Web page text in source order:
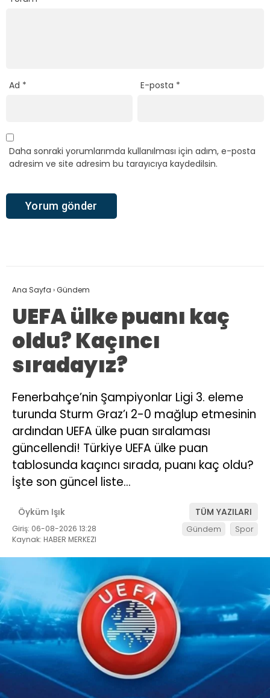
Ad * E-posta *
Daha sonraki yorumlarımda kullanılması için adım, e-posta
adresim ve site adresim bu tarayıcıya kaydedilsin.
Ana Sayfa ›Gündem
UEFA ülke puanı kaç
oldu? Kaçıncı
sıradayız?
Fenerbahçe’nin Şampiyonlar Ligi 3. eleme
turunda Sturm Graz’ı 2-0 mağlup etmesinin
ardından UEFA ülke puan sıralaması
güncellendi! Türkiye UEFA ülke puan
tablosunda kaçıncı sırada, puanı kaç oldu?
İşte son güncel liste…
Öyküm Işık TÜM YAZILARI
Giriş: 06-08-2026 13:28
Kaynak: HABER MERKEZI
Gündem Spor